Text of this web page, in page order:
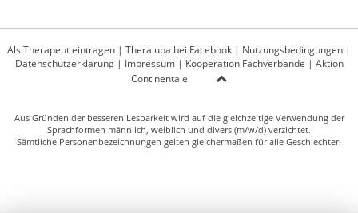
Als Therapeut eintragen | Theralupa bei Facebook | Nutzungsbedingungen |
Datenschutzerklärung| Impressum| Kooperation Fachverbände | Aktion
Continentale
Aus Gründen der besseren Lesbarkeit wird auf die gleichzeitige Verwendung der
Sprachformen männlich, weiblich und divers (m/w/d) verzichtet.
Sämtliche Personenbezeichnungen gelten gleichermaßen für alle Geschlechter.